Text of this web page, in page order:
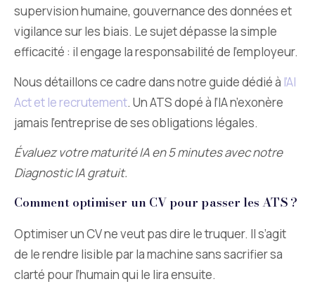
supervision humaine, gouvernance des données et
vigilance sur les biais. Le sujet dépasse la simple
efficacité : il engage la responsabilité de l’employeur.
Nous détaillons ce cadre dans notre guide dédié à l’AI
Act et le recrutement. Un ATS dopé à l’IA n’exonère
jamais l’entreprise de ses obligations légales.
Évaluez votre maturité IA en 5 minutes avec notre
Diagnostic IA gratuit.
Comment optimiser un CV pour passer les ATS ?
Optimiser un CV ne veut pas dire le truquer. Il s’agit
de le rendre lisible par la machine sans sacrifier sa
clarté pour l’humain qui le lira ensuite.